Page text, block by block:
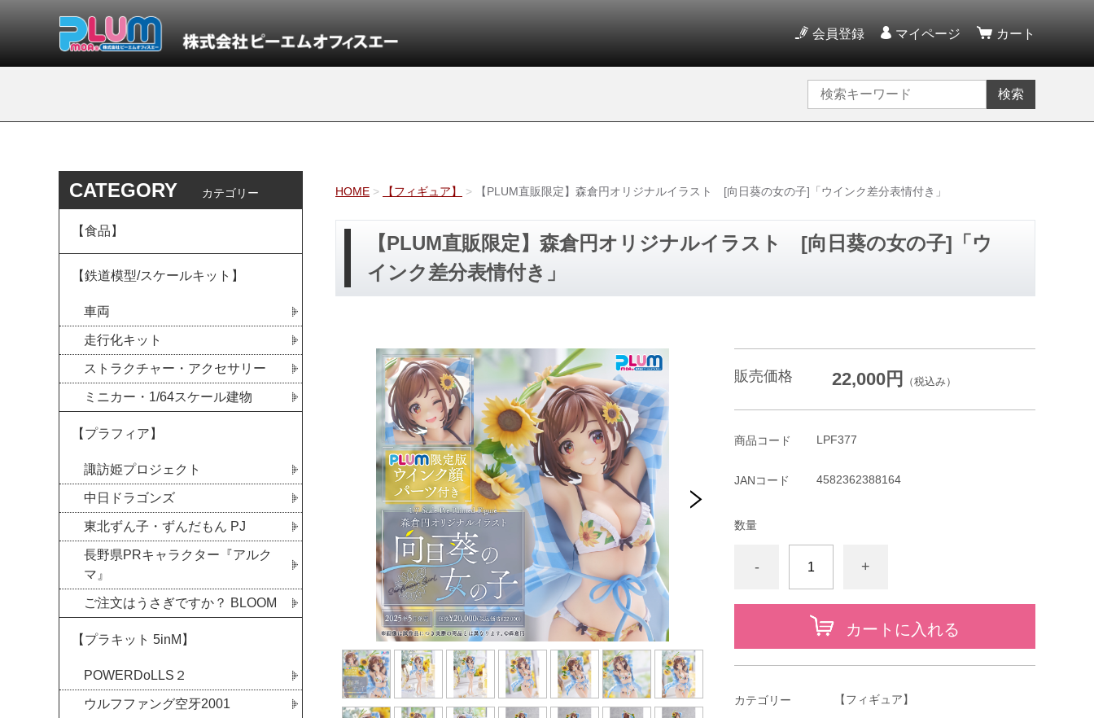
会員登録 マイページ カート
検索
HOME 【フィギュア】 【PLUM直販限定】森倉円オリジナルイラスト [向日葵の女の子]「ウインク差分表情付き」
【PLUM直販限定】森倉円オリジナルイラスト [向日葵の女の子]「ウ
インク差分表情付き」
販売価格 22,000円 （税込み）
商品コード LPF377
JANコード 4582362388164
数量
- +
カートに入れる
カテゴリー 【フィギュア】
CATEGORY カテゴリー
【食品】
【鉄道模型/スケールキット】
車両
走行化キット
ストラクチャー・アクセサリー
ミニカー・1/64スケール建物
【プラフィア】
諏訪姫プロジェクト
中日ドラゴンズ
東北ずん子・ずんだもん PJ
長野県PRキャラクター『アルク
マ』
ご注文はうさぎですか？ BLOOM
【プラキット 5inM】
POWERDoLLS２
ウルフファング空牙2001